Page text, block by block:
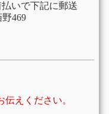
いで下記に郵送
469
えください。